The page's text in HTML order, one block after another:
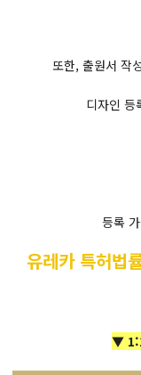
또한, 출원서 작
디자인 등
등록
유레카 특허법
▼